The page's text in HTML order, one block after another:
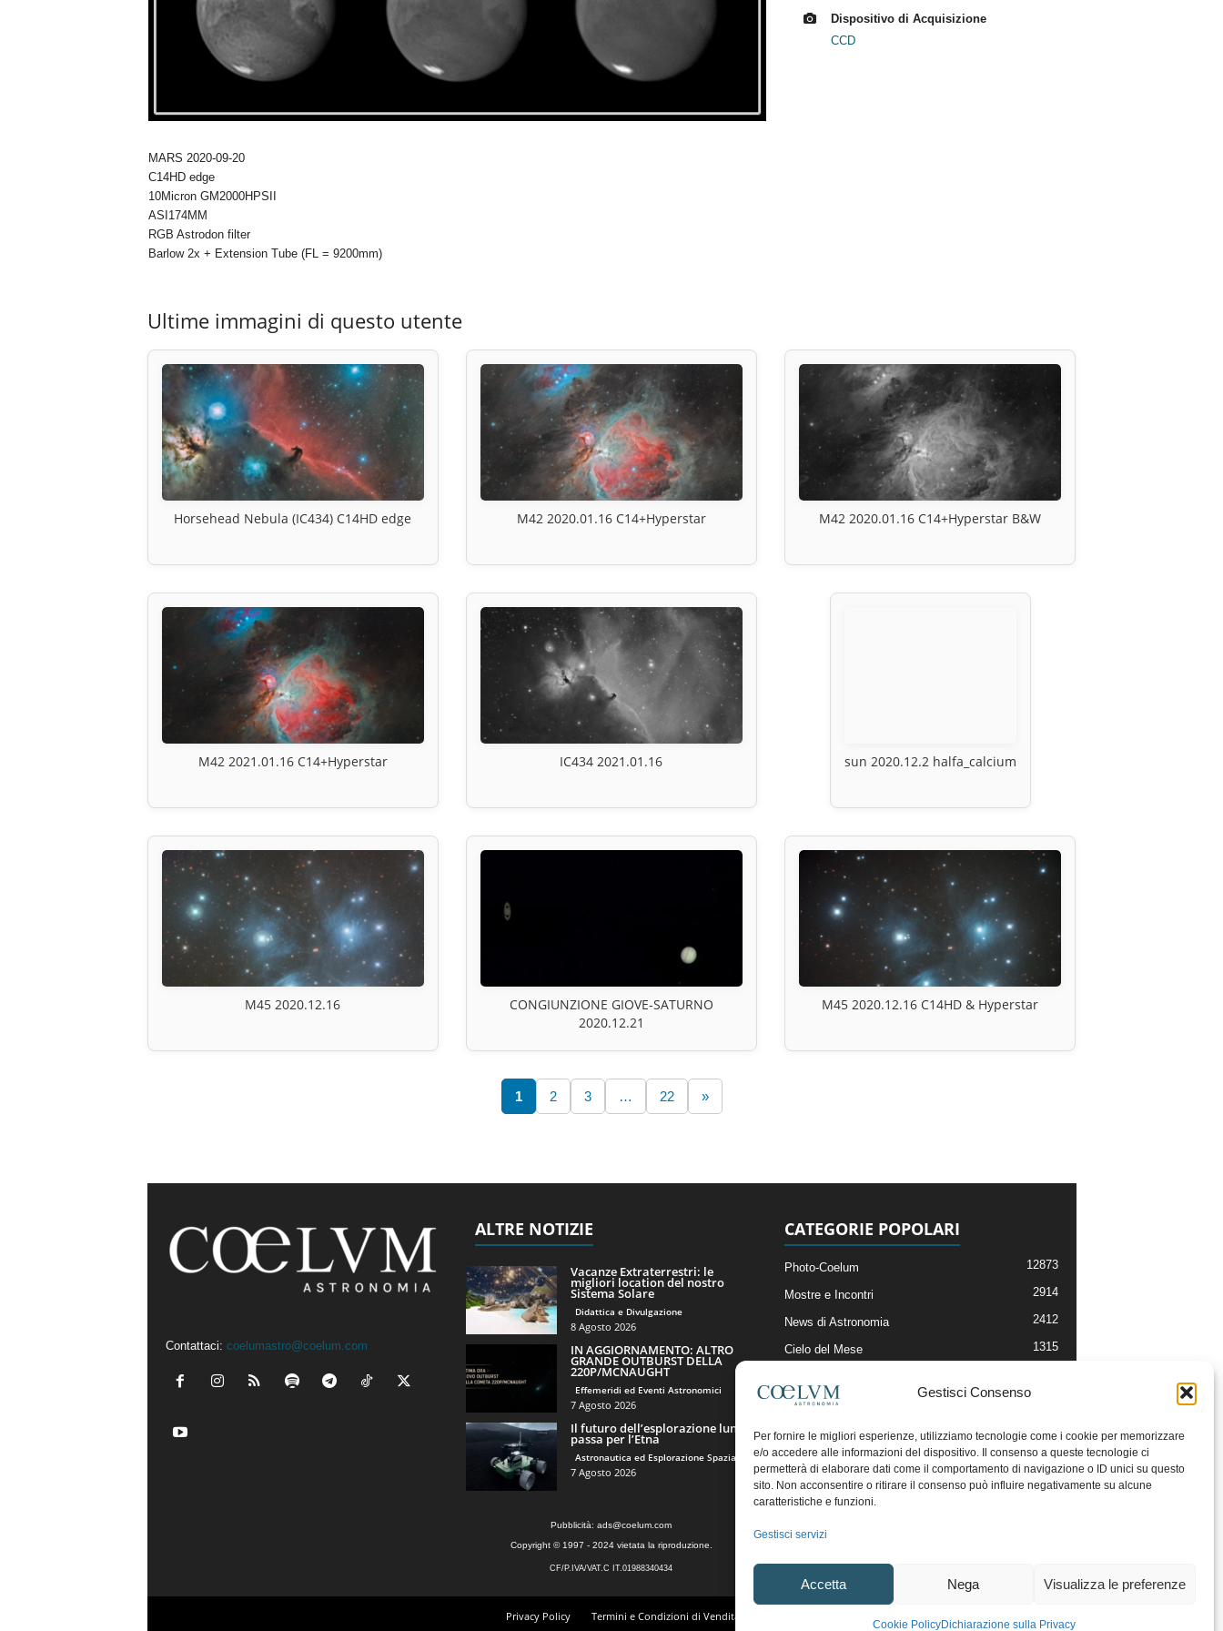
Gestisci Consenso
Per fornire le migliori esperienze, utilizziamo tecnologie come i cookie per memorizzare
e/o accedere alle informazioni del dispositivo. Il consenso a queste tecnologie ci
permetterà di elaborare dati come il comportamento di navigazione o ID unici su questo
sito. Non acconsentire o ritirare il consenso può influire negativamente su alcune
caratteristiche e funzioni.
Gestisci servizi
Accetta Nega Visualizza le preferenze
Cookie PolicyDichiarazione sulla Privacy
MARS 2020-09-20
C14HD edge
10Micron GM2000HPSII
ASI174MM
RGB Astrodon filter
Barlow 2x + Extension Tube (FL = 9200mm)
Dispositivo di Acquisizione
CCD
Ultime immagini di questo utente
Horsehead Nebula (IC434) C14HD edge M42 2020.01.16 C14+Hyperstar M42 2020.01.16 C14+Hyperstar B&W
M42 2021.01.16 C14+Hyperstar IC434 2021.01.16 sun 2020.12.2 halfa_calcium
M45 2020.12.16
CONGIUNZIONE GIOVE-SATURNO
2020.12.21
M45 2020.12.16 C14HD & Hyperstar
1 2 3 … 22 »
Contattaci: coelumastro@coelum.com
ALTRE NOTIZIE
Vacanze Extraterrestri: le
migliori location del nostro
Sistema Solare
Didattica e Divulgazione
8 Agosto 2026
IN AGGIORNAMENTO: ALTRO
GRANDE OUTBURST DELLA
220P/MCNAUGHT
Effemeridi ed Eventi Astronomici
7 Agosto 2026
Il futuro dell’esplorazione lunare
passa per l’Etna
Astronautica ed Esplorazione Spaziale
7 Agosto 2026
CATEGORIE POPOLARI
Photo-Coelum 12873
Mostre e Incontri 2914
News di Astronomia 2412
Cielo del Mese 1315
Articoli e Risorse On-Line
Il Blog della Redazione
Pubblicità: ads@coelum.com
Copyright © 1997 - 2024 vietata la riproduzione.
CF/P.IVA/VAT.C IT.01988340434
Privacy Policy Termini e Condizioni di Vendita